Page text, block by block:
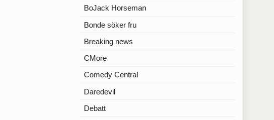
BoJack Horseman
Bonde söker fru
Breaking news
CMore
Comedy Central
Daredevil
Debatt